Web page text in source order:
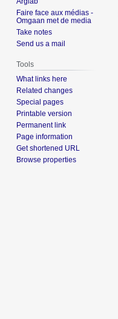
Faire face aux médias -
Omgaan met de media
Take notes
Send us a mail
Tools
What links here
Related changes
Special pages
Printable version
Permanent link
Page information
Get shortened URL
Browse properties